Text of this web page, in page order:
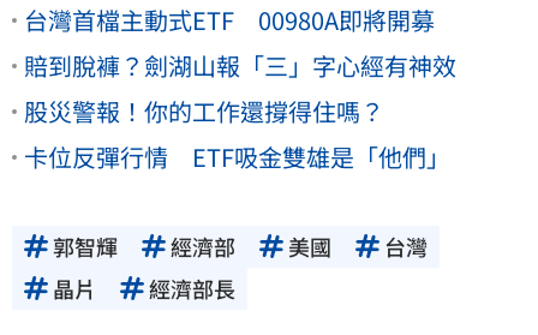
台灣首檔主動式ETF 00980A即將開募
賠到脫褲？劍湖山報「三」字心經有神效
股災警報！你的工作還撐得住嗎？
卡位反彈行情 ETF吸金雙雄是「他們」
郭智輝 經濟部 美國
台灣
晶片
經濟部長